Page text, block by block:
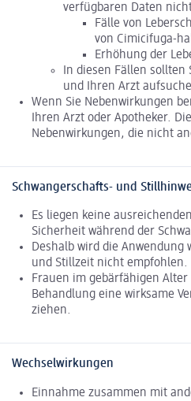
verfügbaren Daten
Fälle von
von Cimicifuga-
Erhöhung der
In diesen Fällen
und Ihren Arzt
Wenn Sie Nebenwirkungen
Ihren Arzt oder Apotheker.
Nebenwirkungen, die nicht
Schwangerschafts- und
Es liegen keine
Sicherheit während der
Deshalb wird die Anwendung
und Stillzeit nicht empfohlen.
Frauen im gebärfähigen
Behandlung eine wirksame
ziehen.
Wechselwirkungen
Einnahme zusammen mit